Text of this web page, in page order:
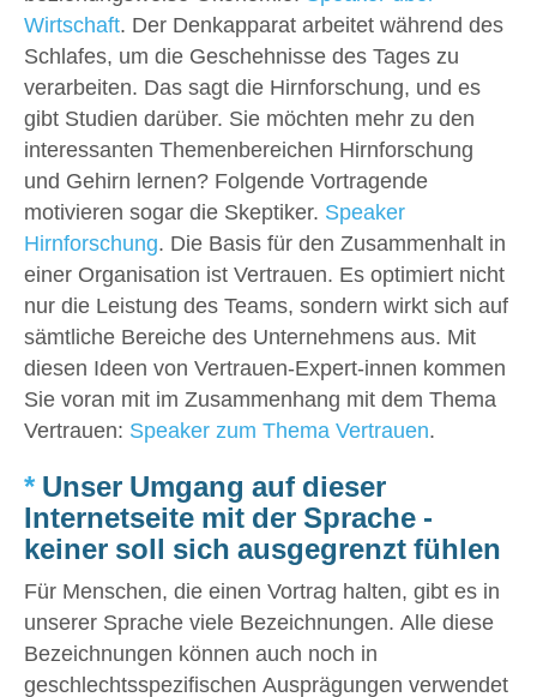
Wirtschaft . Der Denkapparat arbeitet während des
Schlafes, um die Geschehnisse des Tages zu
verarbeiten. Das sagt die Hirnforschung, und es
gibt Studien darüber. Sie möchten mehr zu den
interessanten Themenbereichen Hirnforschung
und Gehirn lernen? Folgende Vortragende
motivieren sogar die Skeptiker. Speaker
Hirnforschung . Die Basis für den Zusammenhalt in
einer Organisation ist Vertrauen. Es optimiert nicht
nur die Leistung des Teams, sondern wirkt sich auf
sämtliche Bereiche des Unternehmens aus. Mit
diesen Ideen von Vertrauen-Expert-innen kommen
Sie voran mit im Zusammenhang mit dem Thema
Vertrauen: Speaker zum Thema Vertrauen
* Unser Umgang auf dieser
Internetseite mit der Sprache -
keiner soll sich ausgegrenzt fühlen
Für Menschen, die einen Vortrag halten, gibt es in
unserer Sprache viele Bezeichnungen. Alle diese
Bezeichnungen können auch noch in
geschlechtsspezifischen Ausprägungen verwendet